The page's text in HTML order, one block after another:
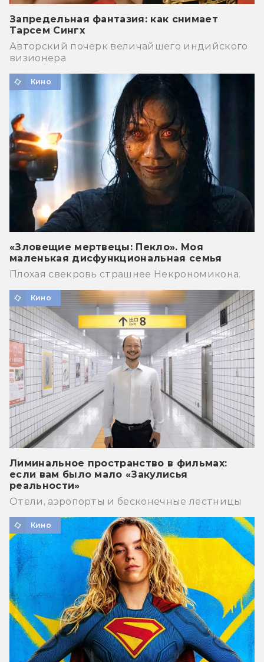
Запредельная фантазия: как снимает
Тарсем Сингх
Авторский почерк величайшего индийского
визионера
Кино
«Зловещие мертвецы: Пекло». Моя
маленькая дисфункциональная семья
Плохая свекровь страшнее Некрономикона.
Кино
Лиминальное пространство в фильмах:
если вам было мало «Закулисья
реальности»
Отели, аэропорты и бесконечные лестницы
Кино